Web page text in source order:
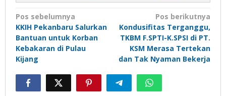
Navigasi
pos
Pos sebelumnya
KKIH Pekanbaru Salurkan
Bantuan untuk Korban
Kebakaran di Pulau
Kijang
Pos berikutnya
Kondusifitas Terganggu,
TKBM F.SPTI-K.SPSI di PT.
KSM Merasa Tertekan
dan Tak Nyaman Bekerja